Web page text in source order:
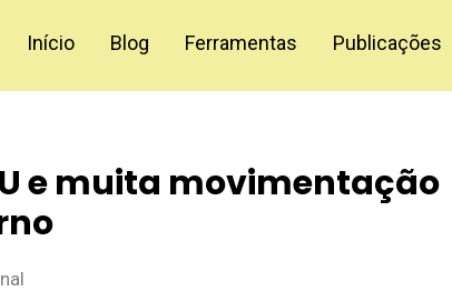
Início Blog Ferramentas Publicações
e muita movimentação